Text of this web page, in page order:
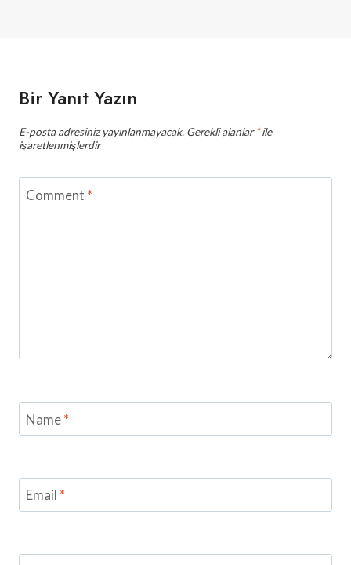
Bir Yanıt Yazın
E-posta adresiniz yayınlanmayacak. Gerekli alanlar*ile
işaretlenmişlerdir
Comment *
Name*
Email *